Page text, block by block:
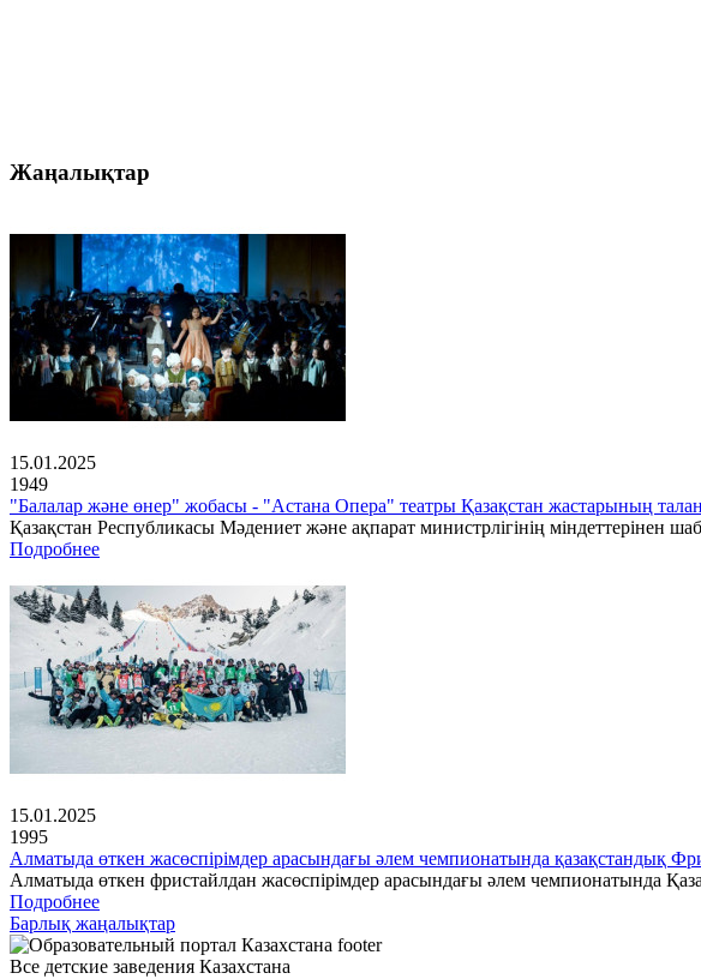
Жаңалықтар
15.01.2025
1949
"Балалар және өнер" жобасы - "Астана Опера" театры Қазақстан жастарының
Қазақстан Республикасы Мәдениет және ақпарат министрлігінің міндеттерінен
Подробнее
15.01.2025
1995
Алматыда өткен жасөспірімдер арасындағы әлем чемпионатында қазақстандық
Алматыда өткен фристайлдан жасөспірімдер арасындағы әлем чемпионатында
Подробнее
Барлық жаңалықтар
Все детские заведения Казахстана